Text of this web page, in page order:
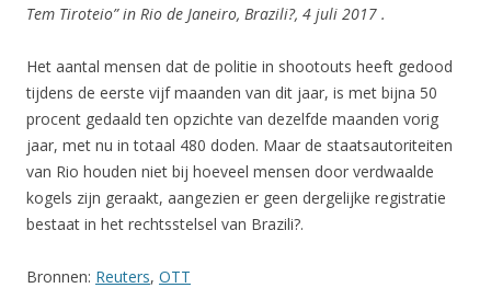
Tem Tiroteio” in Rio de Janeiro, Brazili?, 4 juli 2017 .
Het aantal mensen dat de politie in shootouts heeft gedood
tijdens de eerste vijf maanden van dit jaar, is met bijna 50
procent gedaald ten opzichte van dezelfde maanden vorig
jaar, met nu in totaal 480 doden. Maar de staatsautoriteiten
van Rio houden niet bij hoeveel mensen door verdwaalde
kogels zijn geraakt, aangezien er geen dergelijke registratie
bestaat in het rechtsstelsel van Brazili?.
Bronnen: Reuters, OTT